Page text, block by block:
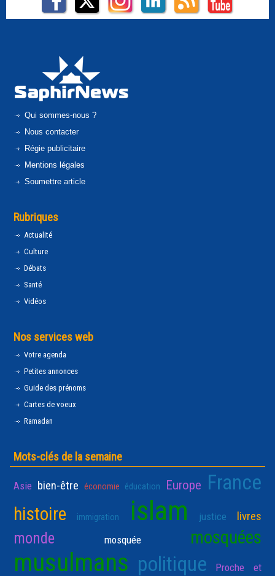
Qui sommes-nous ?
Nous contacter
Régie publicitaire
Mentions légales
Soumettre article
Rubriques
Actualité
Culture
Débats
Santé
Vidéos
Nos services web
Votre agenda
Petites annonces
Guide des prénoms
Cartes de voeux
Ramadan
Mots-clés de la semaine
Asie bien-être économie éducation Europe France
histoire immigration islam justice livres
monde mosquée mosquées
musulmans politique Proche et